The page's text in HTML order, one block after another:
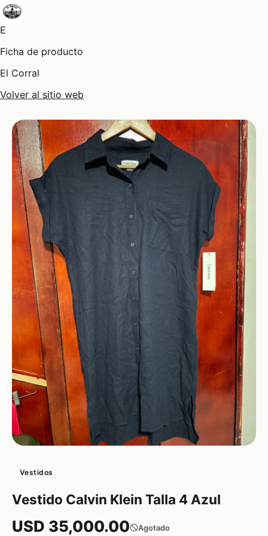
E
Ficha de producto
El Corral
Volver al sitio web
Vestidos
Vestido Calvin Klein Talla 4 Azul
USD 35,000.00 Agotado